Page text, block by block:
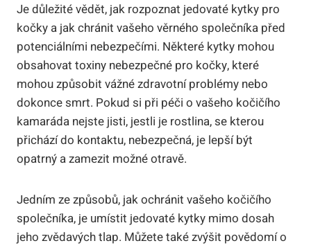
Je důležité vědět, jak rozpoznat jedovaté kytky pro
kočky a jak chránit vašeho věrného společníka před
potenciálními nebezpečími. Některé kytky mohou
obsahovat toxiny nebezpečné pro kočky, které
mohou způsobit vážné zdravotní problémy nebo
dokonce smrt. Pokud si při péči o vašeho kočičího
kamaráda nejste jisti, jestli je rostlina, se kterou
přichází do kontaktu, nebezpečná, je lepší být
opatrný a zamezit možné otravě.
Jedním ze způsobů, jak ochránit vašeho kočičího
společníka, je umístit jedovaté kytky mimo dosah
jeho zvědavých tlap. Můžete také zvýšit povědomí o